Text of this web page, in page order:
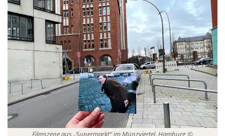
Filmszene aus „Supermarkt“ im Münzviertel, Hamburg ©